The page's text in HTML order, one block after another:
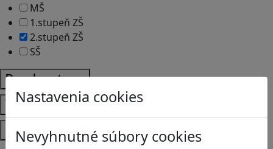
Nastavenia cookies
Nevyhnutné súbory cookies
MŠ
1.stupeň ZŠ
2.stupeň ZŠ
SŠ
Predmety
Témy
Platformy